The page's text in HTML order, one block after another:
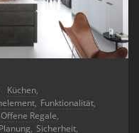
Küchen,
, Funktionalität,
Offene Regale,
Planung, Sicherheit,